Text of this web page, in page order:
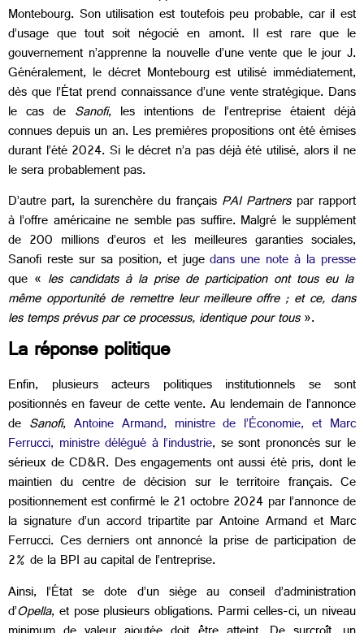
Montebourg. Son utilisation est toutefois peu probable, car il est
d’usage que tout soit négocié en amont. Il est rare que le
gouvernement n’apprenne la nouvelle d’une vente que le jour J.
Généralement, le décret Montebourg est utilisé immédiatement,
dès que l’État prend connaissance d’une vente stratégique. Dans
le cas de Sanofi, les intentions de l’entreprise étaient déjà
connues depuis un an. Les premières propositions ont été émises
durant l’été 2024. Si le décret n’a pas déjà été utilisé, alors il ne
le sera probablement pas.
D’autre part, la surenchère du français PAI Partnerspar rapport
à l’offre américaine ne semble pas suffire. Malgré le supplément
de 200 millions d’euros et les meilleures garanties sociales,
Sanofi reste sur sa position, et jugedans une note à la presse
que « les candidats à la prise de participation ont tous eu la
même opportunité de remettre leur meilleure offre ; et ce, dans
les temps prévus par ce processus, identique pour tous».
La réponse politique
Enfin, plusieurs acteurs politiques institutionnels se sont
positionnés en faveur de cette vente. Au lendemain de l’annonce
de Sanofi, Antoine Armand, ministre de l’Économie, et Marc
Ferrucci, ministre délégué à l’industrie, se sont prononcés sur le
sérieux de CD&R. Des engagements ont aussi été pris, dont le
maintien du centre de décision sur le territoire français. Ce
positionnement est confirmé le 21 octobre 2024 par l’annonce de
la signature d’un accord tripartite par Antoine Armand et Marc
Ferrucci. Ces derniers ont annoncé la prise de participation de
2% de la BPI au capital de l’entreprise.
Ainsi, l’État se dote d’un siège au conseil d’administration
d’Opella, et pose plusieurs obligations. Parmi celles-ci, un niveau